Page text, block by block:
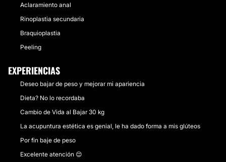
Aclaramiento anal
Rinoplastia secundaria
Braquioplastia
Peeling
EXPERIENCIAS
Deseo bajar de peso y mejorar mi apariencia
Dieta? No lo recordaba
Cambio de Vida al Bajar 30 kg
La acupuntura estética es genial, le ha dado forma a mis glúteos
Por fin baje de peso
Excelente atención 😌